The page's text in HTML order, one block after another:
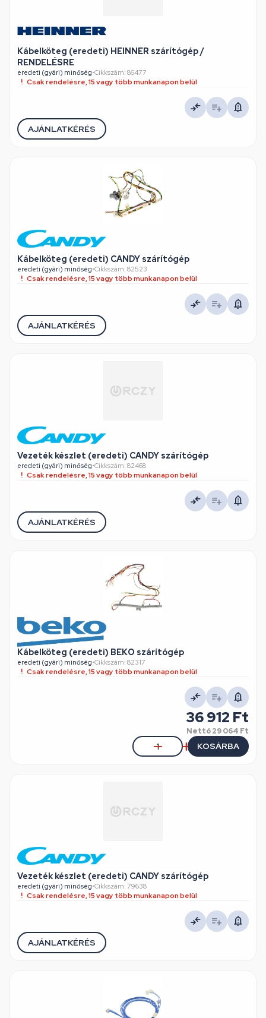
Kábelköteg (eredeti) HEINNER szárítógép /
RENDELÉSRE
eredeti (gyári) minőség•Cikkszám: 86477
Csak rendelésre, 15 vagy több munkanapon belül
AJÁNLATKÉRÉS
Kábelköteg (eredeti) CANDY szárítógép
eredeti (gyári) minőség•Cikkszám: 82523
Csak rendelésre, 15 vagy több munkanapon belül
AJÁNLATKÉRÉS
Vezeték készlet (eredeti) CANDY szárítógép
eredeti (gyári) minőség•Cikkszám: 82468
Csak rendelésre, 15 vagy több munkanapon belül
AJÁNLATKÉRÉS
Kábelköteg (eredeti) BEKO szárítógép
eredeti (gyári) minőség•Cikkszám: 82317
Csak rendelésre, 15 vagy több munkanapon belül
36 912 Ft
Nettó29 064 Ft
KOSÁRBA
Vezeték készlet (eredeti) CANDY szárítógép
eredeti (gyári) minőség•Cikkszám: 79638
Csak rendelésre, 15 vagy több munkanapon belül
AJÁNLATKÉRÉS